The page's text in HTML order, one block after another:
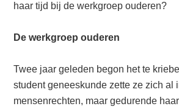
haar tijd bij de werkgroep ouderen?
De werkgroep ouderen
Twee jaar geleden begon het te
student geneeskunde zette ze zich al
mensenrechten, maar gedurende